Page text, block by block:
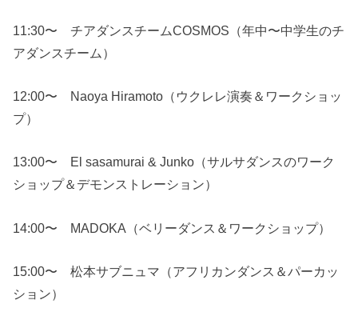
11:30〜 チアダンスチームCOSMOS（年中〜中学生のチ
アダンスチーム）
12:00〜 Naoya Hiramoto（ウクレレ演奏＆ワークショッ
プ）
13:00〜 El sasamurai & Junko（サルサダンスのワーク
ショップ＆デモンストレーション）
14:00〜 MADOKA（ベリーダンス＆ワークショップ）
15:00〜 松本サブニュマ（アフリカンダンス＆パーカッ
ション）